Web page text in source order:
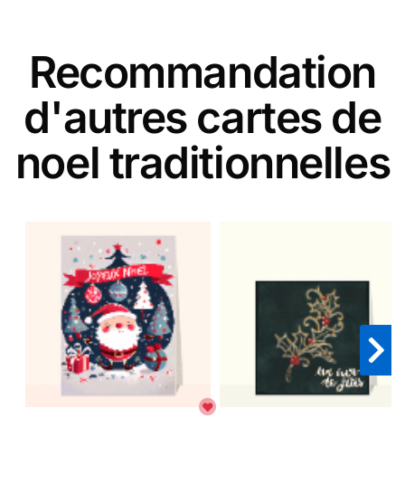
Recommandation
d'autres cartes de
noel traditionnelles